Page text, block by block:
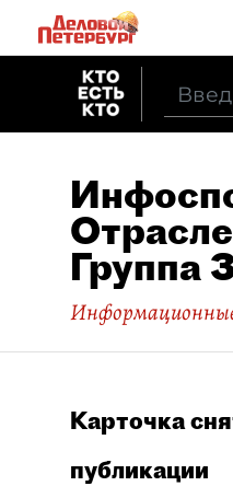
Группа
Карточка
публикации